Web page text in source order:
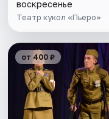
воскресенье
Театр кукол «Пьеро»
от 400 ₽